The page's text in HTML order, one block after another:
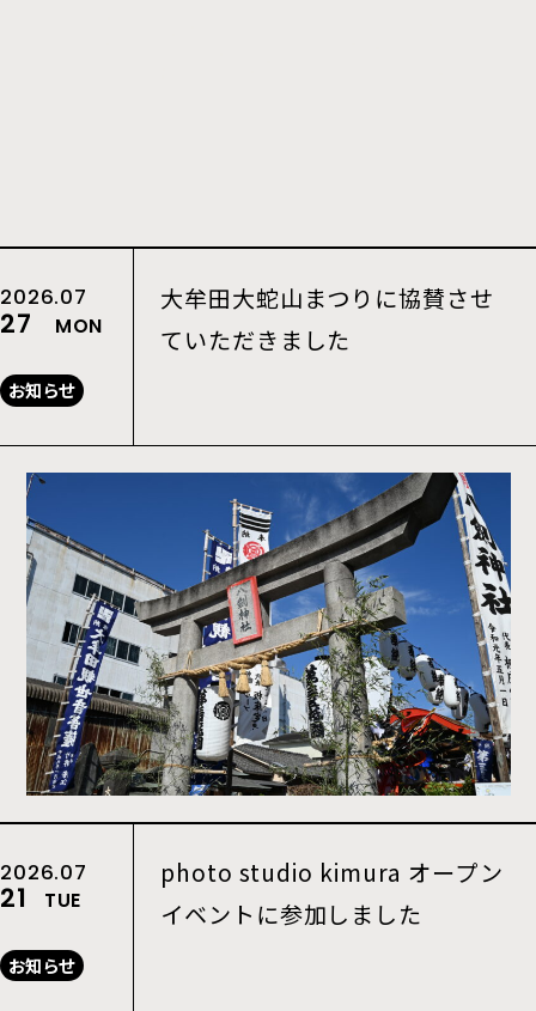
2026.07
27 MON
お知らせ
大牟田大蛇山まつりに協賛させ
ていただきました
2026.07
21 TUE
お知らせ
photo studio kimura オープン
イベントに参加しました